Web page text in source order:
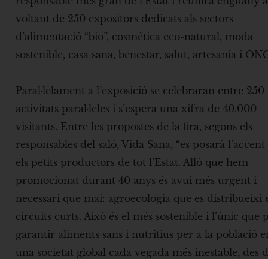
voltant de 250 expositors dedicats als sectors
d’alimentació “bio”, cosmètica eco-natural, moda
sostenible, casa sana, benestar, salut, artesania i
Paral·lelament a l’exposició se celebraran entre
activitats paral·leles i s’espera una xifra de 40.000
visitants. Entre les propostes de la fira, segons els
responsables del saló, Vida Sana, “es posarà l’accent
els petits productors de tot l’Estat. Allò que hem
promocionat durant 40 anys és avui més urgent i
necessari que mai: agroecologia que es distribueixi
circuits curts. Això és el més sostenible i l’únic que
garantir aliments sans i nutritius per a la població
una societat global cada vegada més inestable, des